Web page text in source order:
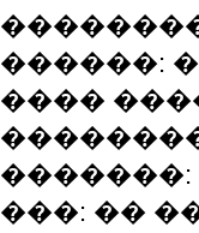
������:
����
�������:
���: ��